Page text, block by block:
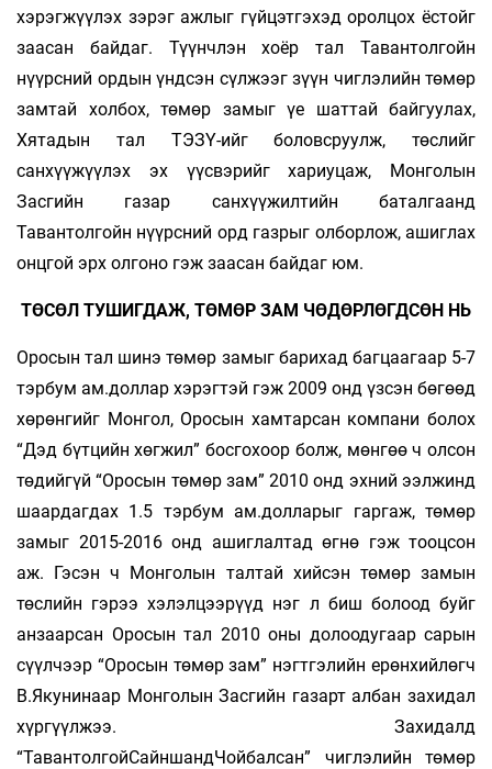
хэрэгжүүлэх зэрэг ажлыг гүйцэтгэхэд оролцох ёстойг
заасан байдаг. Түүнчлэн хоёр тал Тавантолгойн
нүүрсний ордын үндсэн сүлжээг зүүн чиглэлийн төмөр
замтай холбох, төмөр замыг үе шаттай байгуулах,
Хятадын тал ТЭЗҮ-ийг боловсруулж, төслийг
санхүүжүүлэх эх үүсвэрийг хариуцаж, Монголын
Засгийн газар санхүүжилтийн баталгаанд
Тавантолгойн нүүрсний орд газрыг олборлож, ашиглах
онцгой эрх олгоно гэж заасан байдаг юм.
ТӨСӨЛ ТУШИГДАЖ, ТӨМӨР ЗАМ ЧӨДӨРЛӨГДСӨН НЬ
Оросын тал шинэ төмөр замыг барихад багцаагаар 5-7
тэрбум ам.доллар хэрэгтэй гэж 2009 онд үзсэн бөгөөд
хөрөнгийг Монгол, Оросын хамтарсан компани болох
“Дэд бүтцийн хөгжил” босгохоор болж, мөнгөө ч олсон
төдийгүй “Оросын төмөр зам” 2010 онд эхний ээлжинд
шаардагдах 1.5 тэрбум ам.долларыг гаргаж, төмөр
замыг 2015-2016 онд ашиглалтад өгнө гэж тооцсон
аж. Гэсэн ч Монголын талтай хийсэн төмөр замын
төслийн гэрээ хэлэлцээрүүд нэг л биш болоод буйг
анзаарсан Оросын тал 2010 оны долоодугаар сарын
сүүлчээр “Оросын төмөр зам” нэгтгэлийн ерөнхийлөгч
В.Якунинаар Монголын Засгийн газарт албан захидал
хүргүүлжээ. Захидалд
“ТавантолгойСайншандЧойбалсан” чиглэлийн төмөр